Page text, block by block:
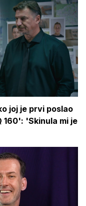
joj je prvi poslao
160': 'Skinula mi je